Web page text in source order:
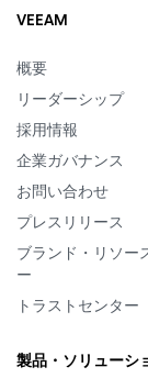
VEEAM
概要
リーダーシップ
採用情報
企業ガバナンス
お問い合わせ
プレスリリース
ブランド・リソー
ー
トラストセンター
製品・ソリューシ